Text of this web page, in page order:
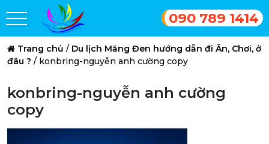
090 789 1414
Trang chủ / Du lịch Măng Đen hướng dẫn đi Ăn, Chơi, ở
đâu ? / konbring-nguyễn anh cường copy
konbring-nguyễn anh cường
copy